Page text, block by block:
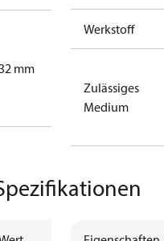
mm
Werkstoff
Zulässiges
Medium